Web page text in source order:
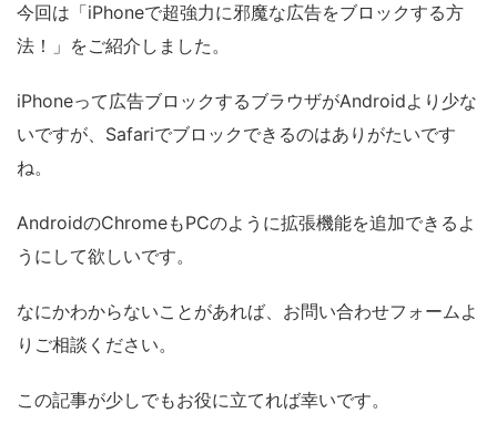
今回は「iPhoneで超強力に邪魔な広告をブロックする方
法！」をご紹介しました。
iPhoneって広告ブロックするブラウザがAndroidより少な
いですが、Safariでブロックできるのはありがたいです
ね。
AndroidのChromeもPCのように拡張機能を追加できるよ
うにして欲しいです。
なにかわからないことがあれば、お問い合わせフォームよ
りご相談ください。
この記事が少しでもお役に立てれば幸いです。